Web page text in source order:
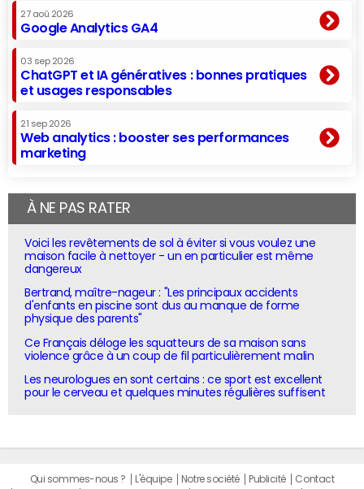
27 aoû 2026
Google Analytics GA4
03 sep 2026
ChatGPT et IA génératives : bonnes pratiques
et usages responsables
21 sep 2026
Web analytics : booster ses performances
marketing
À NE PAS RATER
Voici les revêtements de sol à éviter si vous voulez une
maison facile à nettoyer - un en particulier est même
dangereux
Bertrand, maître-nageur : "Les principaux accidents
d'enfants en piscine sont dus au manque de forme
physique des parents"
Ce Français déloge les squatteurs de sa maison sans
violence grâce à un coup de fil particulièrement malin
Les neurologues en sont certains : ce sport est excellent
pour le cerveau et quelques minutes régulières suffisent
Qui sommes-nous ? L'équipe Notre société Publicité
Contact